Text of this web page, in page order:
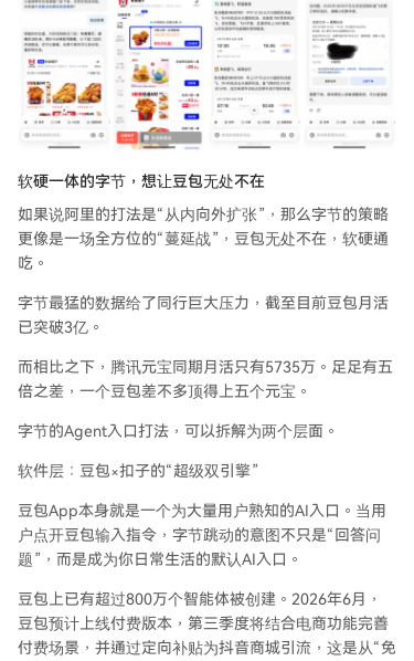
软硬一体的字节，想让豆包无处不在
如果说阿里的打法是“从内向外扩张”，那么字节的策略
更像是一场全方位的“蔓延战”，豆包无处不在，软硬通
吃。
字节最猛的数据给了同行巨大压力，截至目前豆包月活
已突破3亿。
而相比之下，腾讯元宝同期月活只有5735万。足足有五
倍之差，一个豆包差不多顶得上五个元宝。
字节的Agent入口打法，可以拆解为两个层面。
软件层：豆包×扣子的“超级双引擎”
豆包App本身就是一个为大量用户熟知的AI入口。当用
户点开豆包输入指令，字节跳动的意图不只是“回答问
题”，而是成为你日常生活的默认AI入口。
豆包上已有超过800万个智能体被创建。2026年6月，
豆包预计上线付费版本，第三季度将结合电商功能完善
付费场景，并通过定向补贴为抖音商城引流，这是从“免